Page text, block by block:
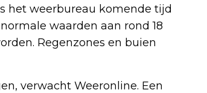
het weerbureau komende tijd
waarden aan rond 18
Regenzones en buien
verwacht Weeronline. Een